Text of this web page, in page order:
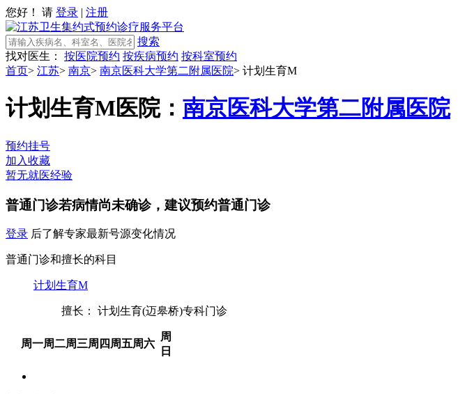
您好！ 请 登录 | 注册
搜索
找对医生：
按医院预约 按疾病预约 按科室预约
首页> 江苏> 南京> 南京医科大学第二附属医院> 计划生育M
计划生育M医院： 南京医科大学第二附属医院
预约挂号
加入收藏
暂无就医经验
普通门诊若病情尚未确诊，建议预约普通门诊
登录 后了解专家最新号源变化情况
普通门诊和擅长的科目
计划生育M
擅长： 计划生育(迈皋桥)专科门诊
周一周二周三周四 周五周六
周
日